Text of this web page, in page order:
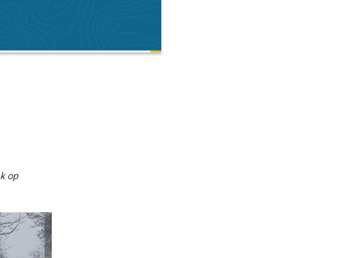
op